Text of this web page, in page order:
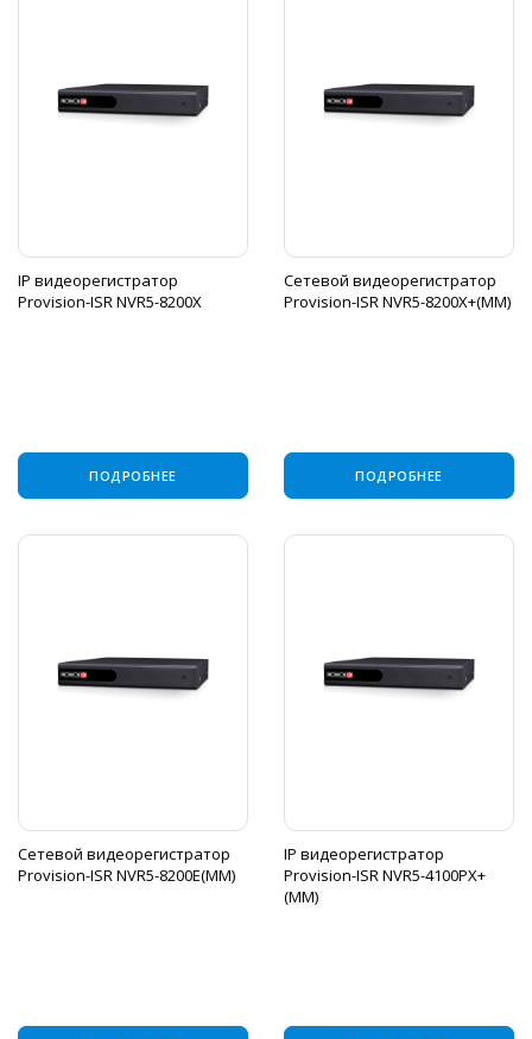
IP видеорегистратор
Provision-ISR NVR5-8200X
ПОДРОБНЕЕ
Сетевой видеорегистратор
Provision-ISR NVR5-8200X+(MM)
ПОДРОБНЕЕ
Сетевой видеорегистратор
Provision-ISR NVR5-8200E(MM)
IP видеорегистратор
Provision-ISR NVR5-4100PX+
(MM)